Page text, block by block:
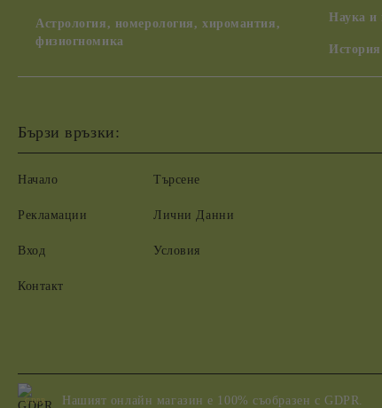
Астрология, номерология, хиромантия,
физиогномика
Наука и
Бързи връзки:
Начало
Рекламации
Вход
Контакт
Търсене
Лични Данни
Условия
GDPR Нашият онлайн магазин е 100% съобразен с GDPR.